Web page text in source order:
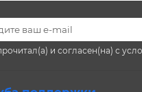
и согласен(на) с